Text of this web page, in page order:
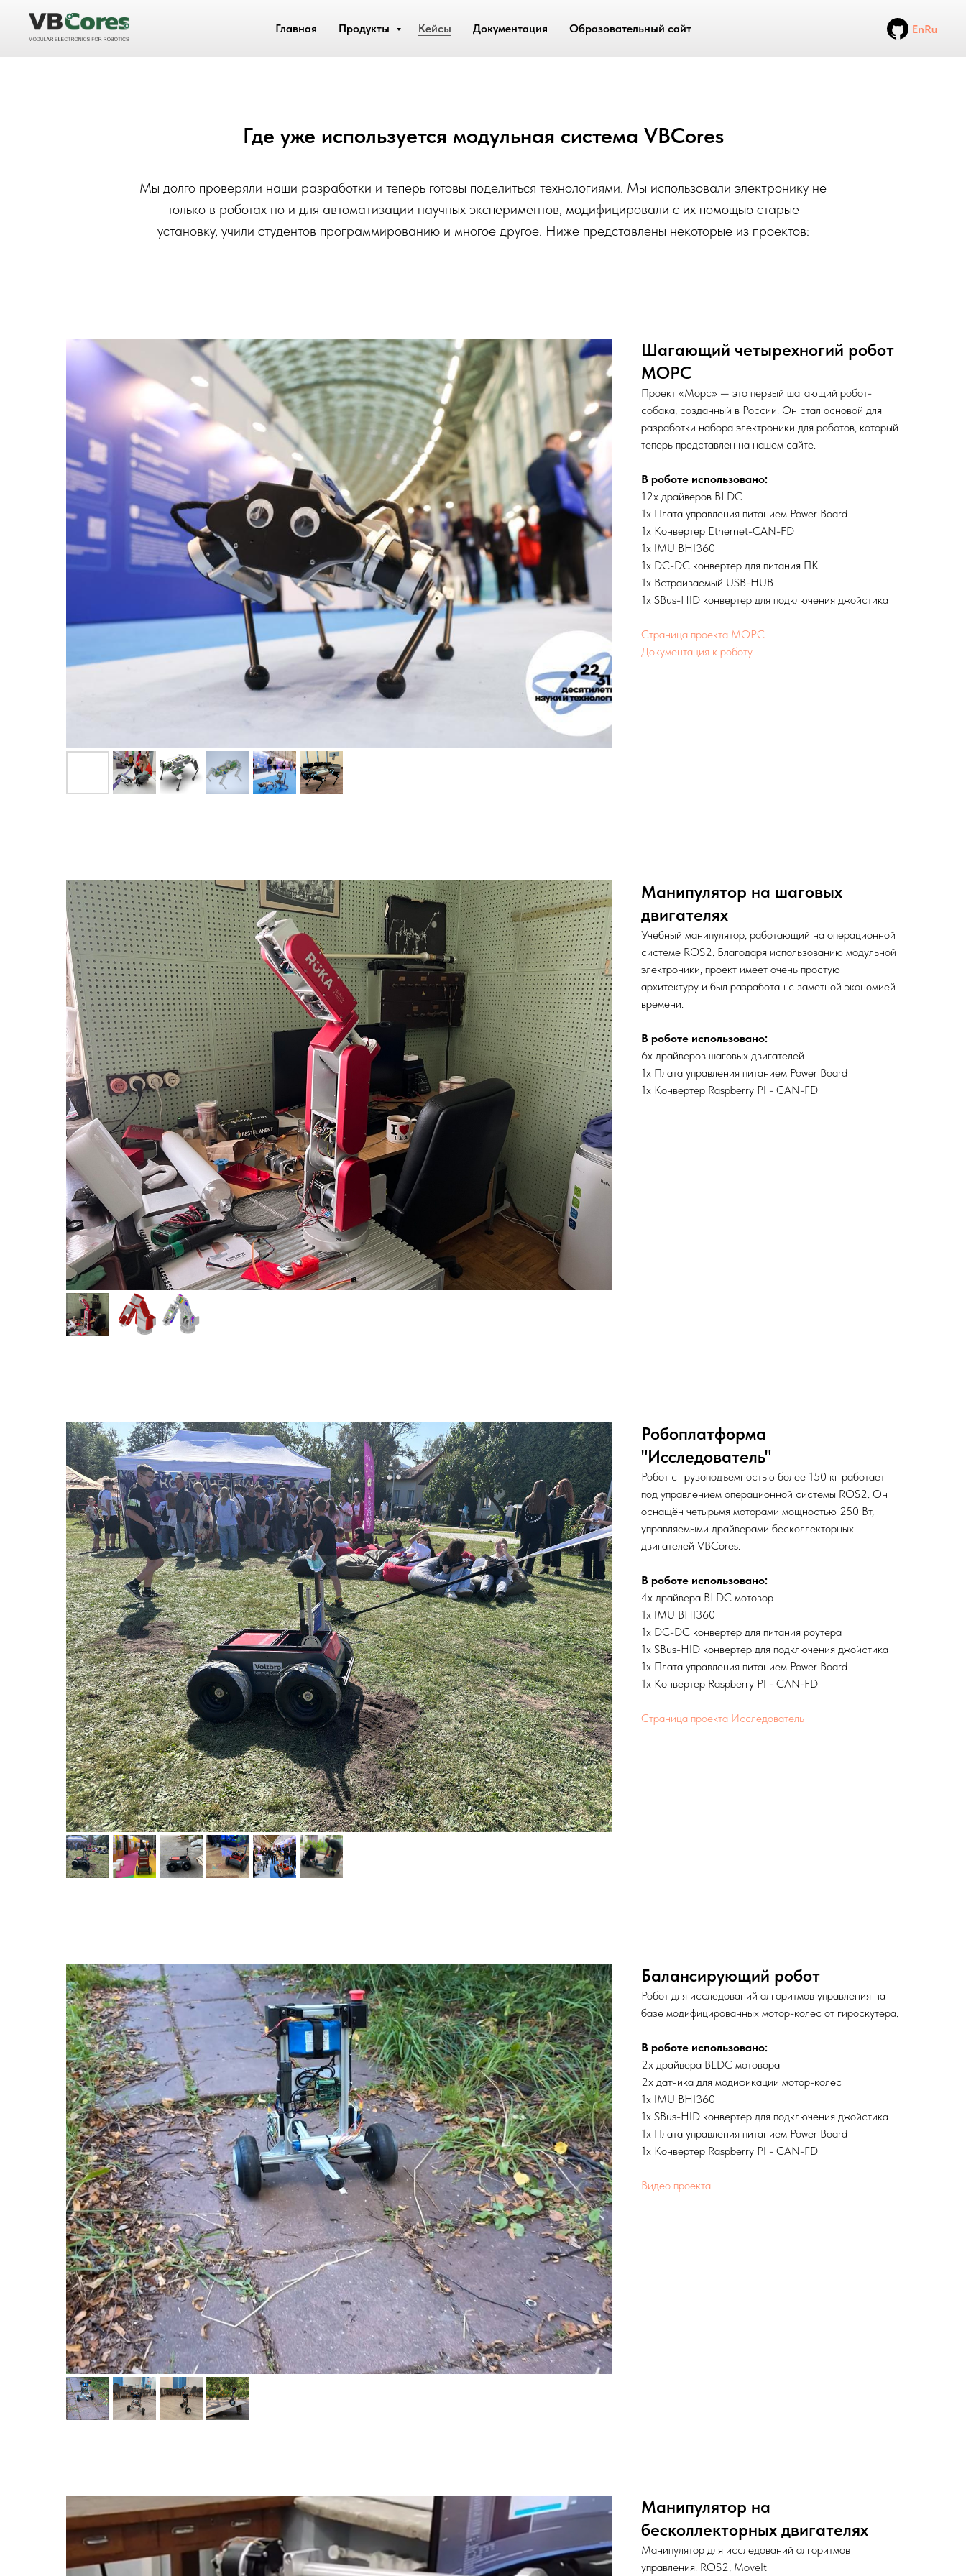
Главная Продукты Кейсы Документация Образовательный сайт EnRu
Где уже используется модульная система VBCores
Мы долго проверяли наши разработки и теперь готовы поделиться технологиями. Мы использовали электронику не
только в роботах но и для автоматизации научных экспериментов, модифицировали с их помощью старые
установку, учили студентов программированию и многое другое. Ниже представлены некоторые из проектов:
Шагающий четырехногий робот
МОРС
Проект «Морс» — это первый шагающий робот-
собака, созданный в России. Он стал основой для
разработки набора электроники для роботов, который
теперь представлен на нашем сайте.
В роботе использовано:
12х драйверов BLDC
1х Плата управления питанием Power Board
1х Конвертер Ethernet-CAN-FD
1x IMU BHI360
1х DC-DC конвертер для питания ПК
1х Встраиваемый USB-HUB
1х SBus-HID конвертер для подключения джойстика
Страница проекта МОРС
Документация к роботу
Манипулятор на шаговых
двигателях
Учебный манипулятор, работающий на операционной
системе ROS2. Благодаря использованию модульной
электроники, проект имеет очень простую
архитектуру и был разработан с заметной экономией
времени.
В роботе использовано:
6х драйверов шаговых двигателей
1х Плата управления питанием Power Board
1х Конвертер Raspberry PI - CAN-FD
Робоплатформа
"Исследователь"
Робот с грузоподъемностью более 150 кг работает
под управлением операционной системы ROS2. Он
оснащён четырьмя моторами мощностью 250 Вт,
управляемыми драйверами бесколлекторных
двигателей VBCores.
В роботе использовано:
4х драйвера BLDC мотовор
1x IMU BHI360
1х DC-DC конвертер для питания роутера
1х SBus-HID конвертер для подключения джойстика
1х Плата управления питанием Power Board
1х Конвертер Raspberry PI - CAN-FD
Страница проекта Исследователь
Балансирующий робот
Робот для исследований алгоритмов управления на
базе модифицированных мотор-колес от гироскутера.
В роботе использовано:
2х драйвера BLDC мотовора
2х датчика для модификации мотор-колес
1x IMU BHI360
1х SBus-HID конвертер для подключения джойстика
1х Плата управления питанием Power Board
1х Конвертер Raspberry PI - CAN-FD
Видео проекта
Манипулятор на
бесколлекторных двигателях
Манипулятор для исследований алгоритмов
управления. ROS2, MoveIt